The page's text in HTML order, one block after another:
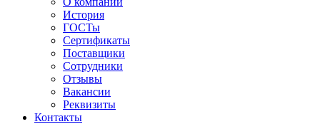
История
ГОСТы
Сертификаты
Поставщики
Сотрудники
Отзывы
Вакансии
Реквизиты
Контакты